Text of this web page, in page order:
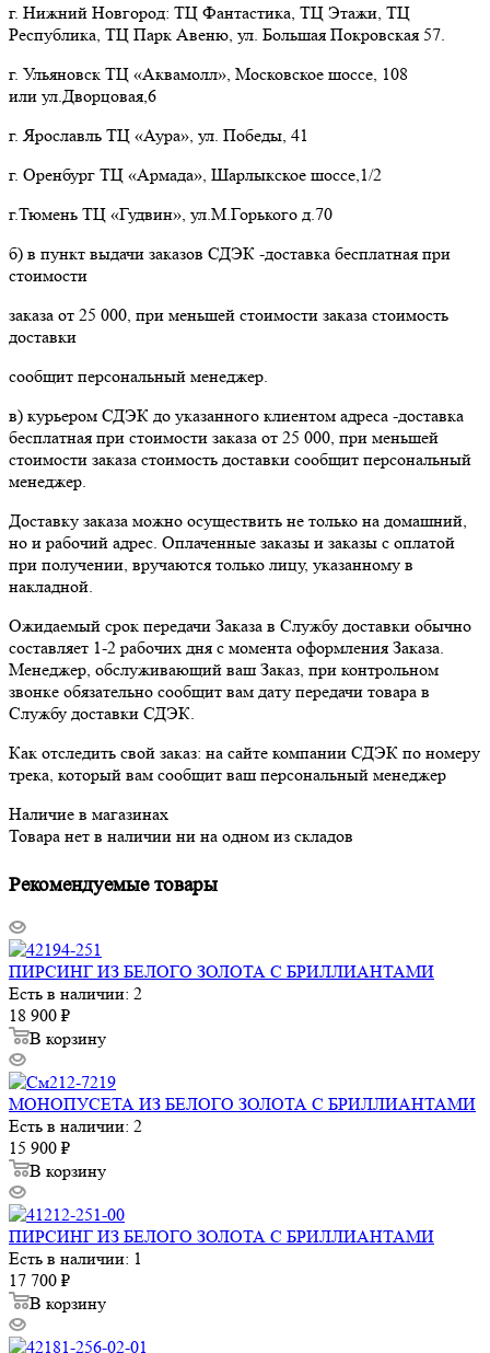
г. Нижний Новгород: ТЦ Фантастика, ТЦ Этажи, ТЦ
Республика, ТЦ Парк Авеню, ул. Большая Покровская 57.
г. Ульяновск ТЦ «Аквамолл», Московское шоссе, 108
или ул.Дворцовая,6
г. Ярославль ТЦ «Аура», ул. Победы, 41
г. Оренбург ТЦ «Армада», Шарлыкское шоссе,1/2
г.Тюмень ТЦ «Гудвин», ул.М.Горького д.70
б) в пункт выдачи заказов СДЭК -доставка бесплатная при
стоимости
заказа от 25 000, при меньшей стоимости заказа стоимость
доставки
сообщит персональный менеджер.
в) курьером СДЭК до указанного клиентом адреса -доставка
бесплатная при стоимости заказа от 25 000, при меньшей
стоимости заказа стоимость доставки сообщит персональный
менеджер.
Доставку заказа можно осуществить не только на домашний,
но и рабочий адрес. Оплаченные заказы и заказы с оплатой
при получении, вручаются только лицу, указанному в
накладной.
Ожидаемый срок передачи Заказа в Службу доставки обычно
составляет 1-2 рабочих дня с момента оформления Заказа.
Менеджер, обслуживающий ваш Заказ, при контрольном
звонке обязательно сообщит вам дату передачи товара в
Службу доставки СДЭК.
Как отследить свой заказ: на сайте компании СДЭК по номеру
трека, который вам сообщит ваш персональный менеджер
Наличие в магазинах
Товара нет в наличии ни на одном из складов
Рекомендуемые товары
ПИРСИНГ ИЗ БЕЛОГО ЗОЛОТА С БРИЛЛИАНТАМИ
Есть в наличии: 2
18 900 ₽
В корзину
МОНОПУСЕТА ИЗ БЕЛОГО ЗОЛОТА С БРИЛЛИАНТАМИ
Есть в наличии: 2
15 900 ₽
В корзину
ПИРСИНГ ИЗ БЕЛОГО ЗОЛОТА С БРИЛЛИАНТАМИ
Есть в наличии: 1
17 700 ₽
В корзину